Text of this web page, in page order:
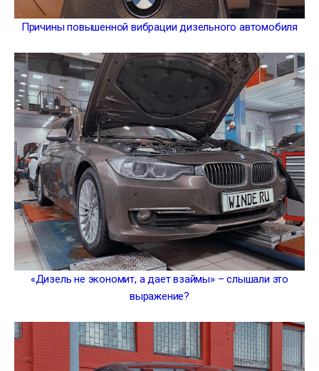
Причины повышенной вибрации дизельного автомобиля
«Дизель не экономит, а дает взаймы» – слышали это
выражение?